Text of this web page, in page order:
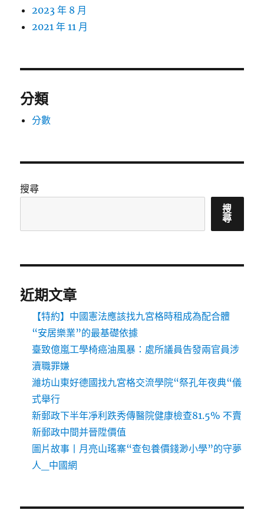
2023 年 8 月
2021 年 11 月
分類
分數
搜尋
搜
尋
近期文章
【特約】中國憲法應該找九宮格時租成為配合體
“安居樂業”的最基礎依據
臺致億嵐工學椅癌油風暴：處所議員告發兩官員涉
瀆職罪嫌
濰坊山東好德國找九宮格交流學院“祭孔年夜典“儀
式舉行
新郵政下半年凈利跌秀傳醫院健康檢查81.5% 不賣
新郵政中間并晉陞價值
圖片故事丨月亮山瑤寨“查包養價錢渺小學”的守夢
人_中國網